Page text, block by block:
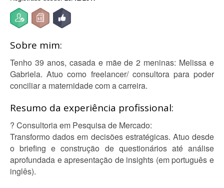
Sobre mim:
Tenho 39 anos, casada e mãe de 2 meninas: Melissa e
Gabriela. Atuo como freelancer/ consultora para poder
conciliar a maternidade com a carreira.
Resumo da experiência profissional:
? Consultoria em Pesquisa de Mercado:
Transformo dados em decisões estratégicas. Atuo desde
o briefing e construção de questionários até análise
aprofundada e apresentação de insights (em português e
inglês).